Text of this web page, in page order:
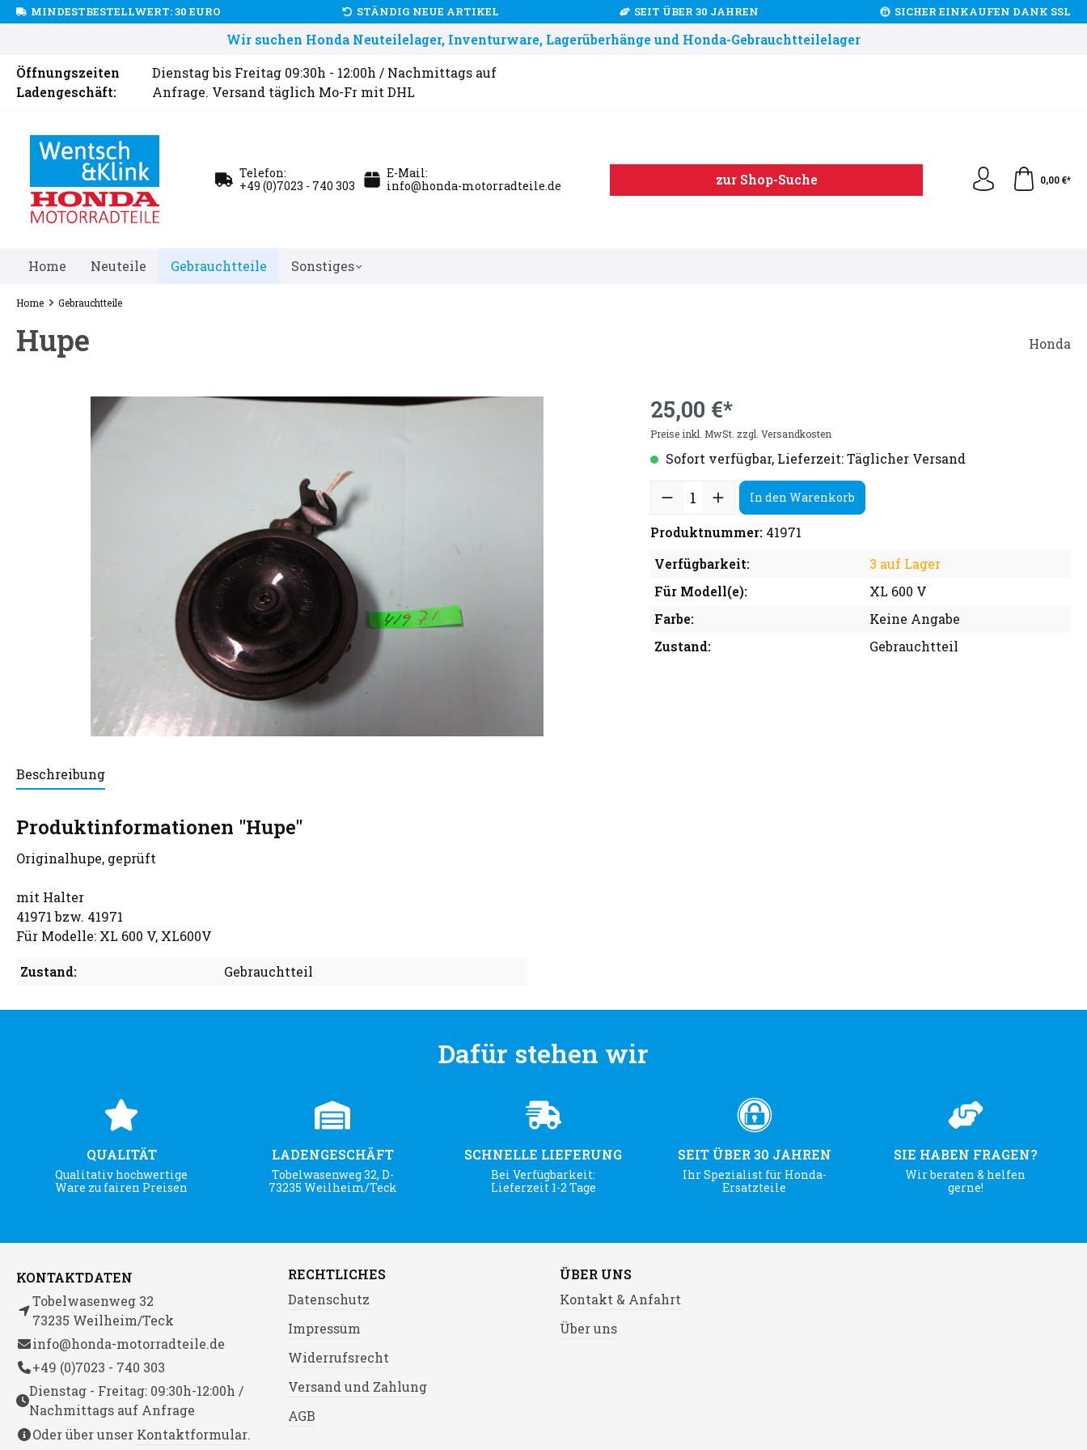
MINDESTBESTELLWERT: 30 EURO STÄNDIG NEUE ARTIKEL SEIT ÜBER 30 JAHREN SICHER EINKAUFEN DANK SSL
Wir suchen Honda Neuteilelager, Inventurware, Lagerüberhänge und Honda-Gebrauchtteilelager
Öffnungszeiten
Ladengeschäft:
Dienstag bis Freitag 09:30h - 12:00h / Nachmittags auf
Anfrage. Versand täglich Mo-Fr mit DHL
Telefon:
+49 (0)7023 - 740 303
E-Mail:
info@honda-motorradteile.de
zur Shop-Suche 0,00 €*
Home Neuteile Gebrauchtteile Sonstiges
Home Gebrauchtteile
Hupe Honda
25,00 €*
Preise inkl. MwSt. zzgl. Versandkosten
Sofort verfügbar, Lieferzeit: Täglicher Versand
In den Warenkorb
Produktnummer: 41971
Verfügbarkeit:
3 auf Lager
Für Modell(e):
XL 600 V
Farbe:
Keine Angabe
Zustand:
Gebrauchtteil
Beschreibung
Produktinformationen "Hupe"
Originalhupe, geprüft
mit Halter
41971 bzw. 41971
Für Modelle: XL 600 V, XL600V
Zustand: Gebrauchtteil
Dafür stehen wir
QUALITÄT
Qualitativ hochwertige
Ware zu fairen Preisen
LADENGESCHÄFT
Tobelwasenweg 32, D-
73235 Weilheim/Teck
SCHNELLE LIEFERUNG
Bei Verfügbarkeit:
Lieferzeit 1-2 Tage
SEIT ÜBER 30 JAHREN
Ihr Spezialist für Honda-
Ersatzteile
SIE HABEN FRAGEN?
Wir beraten & helfen
gerne!
KONTAKTDATEN
Tobelwasenweg 32
73235 Weilheim/Teck
info@honda-motorradteile.de
+49 (0)7023 - 740 303
Dienstag - Freitag: 09:30h-12:00h /
Nachmittags auf Anfrage
Oder über unser Kontaktformular.
RECHTLICHES
Datenschutz
Impressum
Widerrufsrecht
Versand und Zahlung
AGB
ÜBER UNS
Kontakt & Anfahrt
Über uns